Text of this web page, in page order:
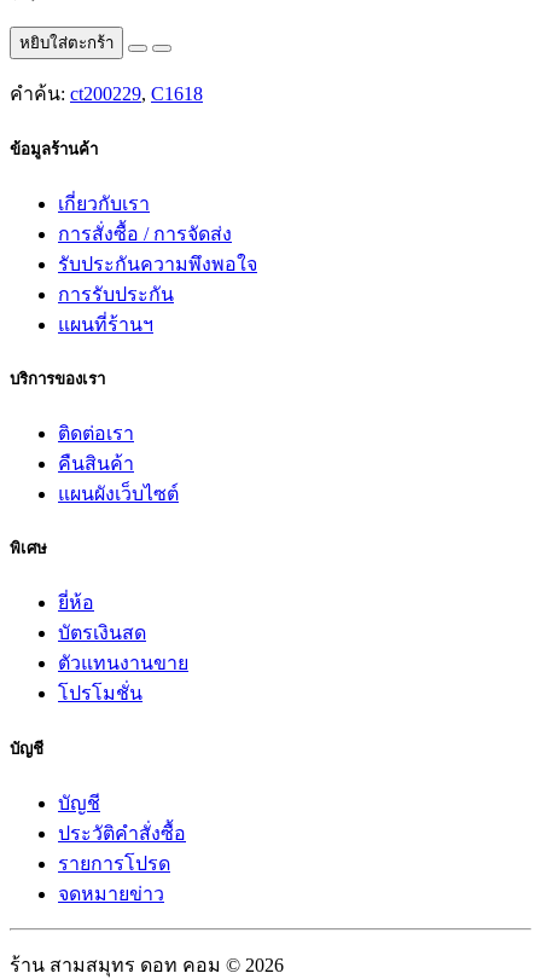
หยิบใส่ตะกร้า
คำค้น: ct200229, C1618
ข้อมูลร้านค้า
เกี่ยวกับเรา
การสั่งซื้อ / การจัดส่ง
รับประกันความพึงพอใจ
การรับประกัน
แผนที่ร้านฯ
บริการของเรา
ติดต่อเรา
คืนสินค้า
แผนผังเว็บไซต์
พิเศษ
ยี่ห้อ
บัตรเงินสด
ตัวแทนงานขาย
โปรโมชั่น
บัญชี
บัญชี
ประวัติคำสั่งซื้อ
รายการโปรด
จดหมายข่าว
ร้าน สามสมุทร ดอท คอม © 2026